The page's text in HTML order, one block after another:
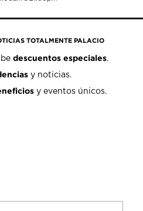
TOTALMENTE PALACIO
descuentos especiales.
y noticias.
y eventos únicos.